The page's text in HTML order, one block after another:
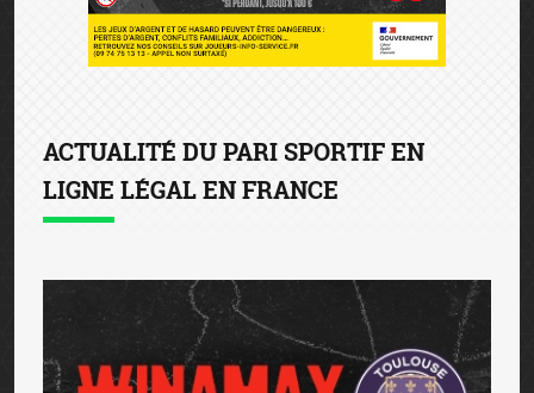
ACTUALITÉ DU PARI SPORTIF EN
LIGNE LÉGAL EN FRANCE